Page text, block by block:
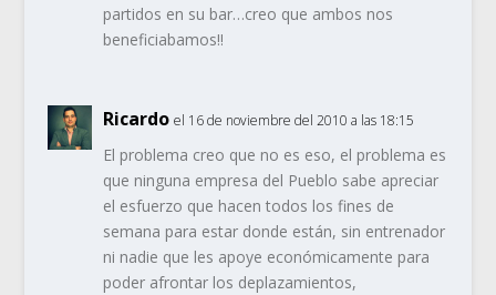
partidos en su bar…creo que ambos nos
beneficiabamos!!
Ricardo el 16 de noviembre del 2010 a las 18:15
El problema creo que no es eso, el problema es
que ninguna empresa del Pueblo sabe apreciar
el esfuerzo que hacen todos los fines de
semana para estar donde están, sin entrenador
ni nadie que les apoye económicamente para
poder afrontar los deplazamientos,